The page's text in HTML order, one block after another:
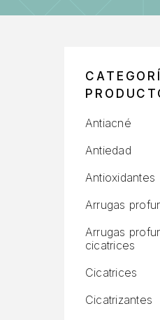
Antiacné
Antiedad
Antioxidantes
Arrugas
Arrugas
cicatrices
Cicatrices
Cicatrizantes